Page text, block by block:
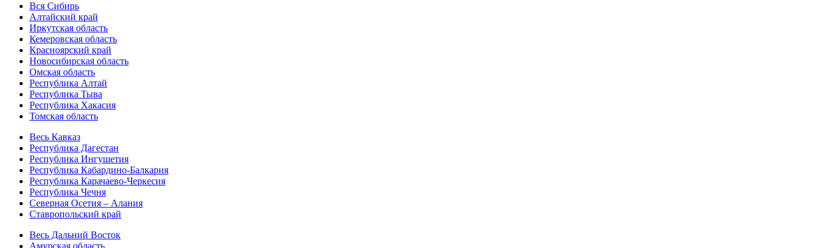
Вся Сибирь
Алтайский край
Иркутская область
Кемеровская область
Красноярский край
Новосибирская область
Омская область
Республика Алтай
Республика Тыва
Республика Хакасия
Томская область
Весь Кавказ
Республика Дагестан
Республика Ингушетия
Республика Кабардино-Балкария
Республика Карачаево-Черкесия
Республика Чечня
Северная Осетия – Алания
Ставропольский край
Весь Дальний Восток
Амурская область